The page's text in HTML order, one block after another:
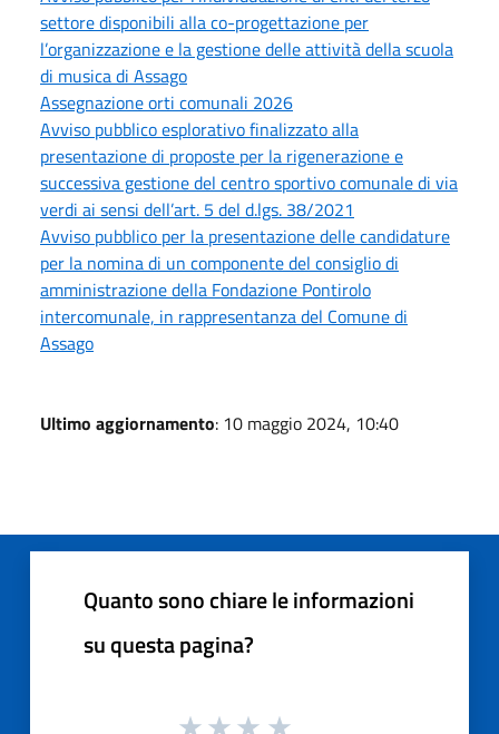
settore disponibili alla co-progettazione per
l’organizzazione e la gestione delle attività della scuola
di musica di Assago
Assegnazione orti comunali 2026
Avviso pubblico esplorativo finalizzato alla
presentazione di proposte per la rigenerazione e
successiva gestione del centro sportivo comunale di via
verdi ai sensi dell’art. 5 del d.lgs. 38/2021
Avviso pubblico per la presentazione delle candidature
per la nomina di un componente del consiglio di
amministrazione della Fondazione Pontirolo
intercomunale, in rappresentanza del Comune di
Assago
Ultimo aggiornamento: 10 maggio 2024, 10:40
Quanto sono chiare le informazioni
su questa pagina?